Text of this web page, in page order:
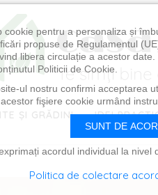
ȘI GRĂDINI IDEI
cookie pentru a personaliza și
propuse de Regulamentul
libera circulație a acestor
Politicii de Cookie.
ul nostru confirmi acceptarea
fişiere cookie urmând
SUNT DE
acordul individual la nivel
Politica de colectare